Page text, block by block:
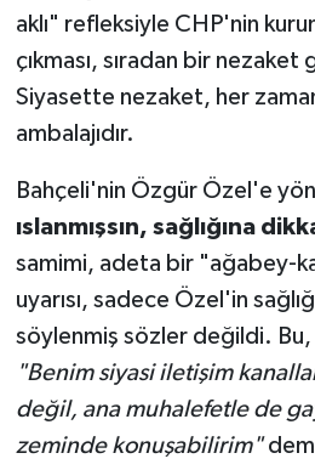
aklı" refleksiyle CHP'nin
çıkması, sıradan bir
Siyasette nezaket, her
ambalajıdır.
Bahçeli'nin Özgür Özel'e
ıslanmışsın, sağlığına
samimi, adeta bir "ağabey-
uyarısı, sadece Özel'in
söylenmiş sözler değildi.
"Benim siyasi iletişim
değil, ana muhalefetle de
zeminde konuşabilirim"